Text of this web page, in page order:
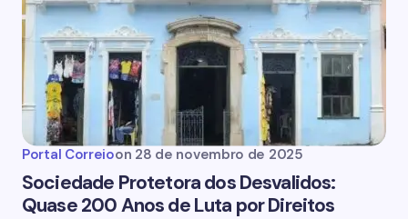
Portal Correioon 28 de novembro de 2025
Sociedade Protetora dos Desvalidos:
Quase 200 Anos de Luta por Direitos